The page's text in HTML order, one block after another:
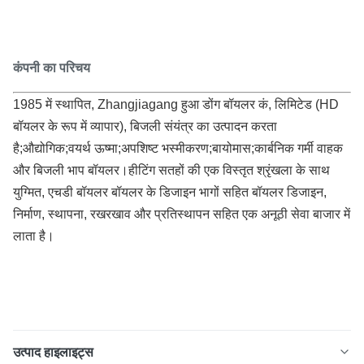
कंपनी का परिचय
1985 में स्थापित, Zhangjiagang हुआ डोंग बॉयलर कं, लिमिटेड (HD
बॉयलर के रूप में व्यापार), बिजली संयंत्र का उत्पादन करता
है;औद्योगिक;वयर्थ ऊष्मा;अपशिष्ट भस्मीकरण;बायोमास;कार्बनिक गर्मी वाहक
और बिजली भाप बॉयलर।हीटिंग सतहों की एक विस्तृत श्रृंखला के साथ
युग्मित, एचडी बॉयलर बॉयलर के डिजाइन भागों सहित बॉयलर डिजाइन,
निर्माण, स्थापना, रखरखाव और प्रतिस्थापन सहित एक अनूठी सेवा बाजार में
लाता है।
उत्पाद हाइलाइट्स